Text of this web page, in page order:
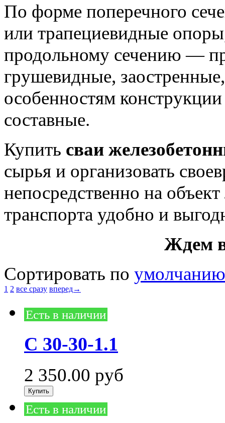
По форме поперечного
или трапециевидные
продольному сечению —
грушевидные,
особенностям
составные.
Купить сваи
сырья и организовать
непосредственно на
транспорта удобно и
Ждем
Сортировать по умолчанию
1 2 все сразу вперед→
Есть в наличии
С 30-30-1.1
2 350.00 руб
Есть в наличии